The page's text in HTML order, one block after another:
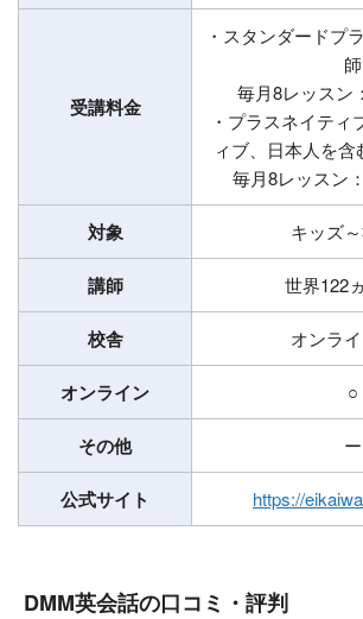
受講料金
・スタンダードプ
師
毎月8レッスン
・プラスネイティ
ィブ、日本人を
毎月8レッスン
対象 キッズ
講師 世界122
校舎 オンラ
オンライン ○
その他 ー
公式サイト https://
DMM英会話の口コミ・評判